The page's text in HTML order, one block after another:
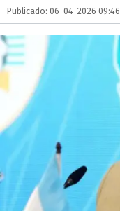
Publicado: 06-04-2026 09:46